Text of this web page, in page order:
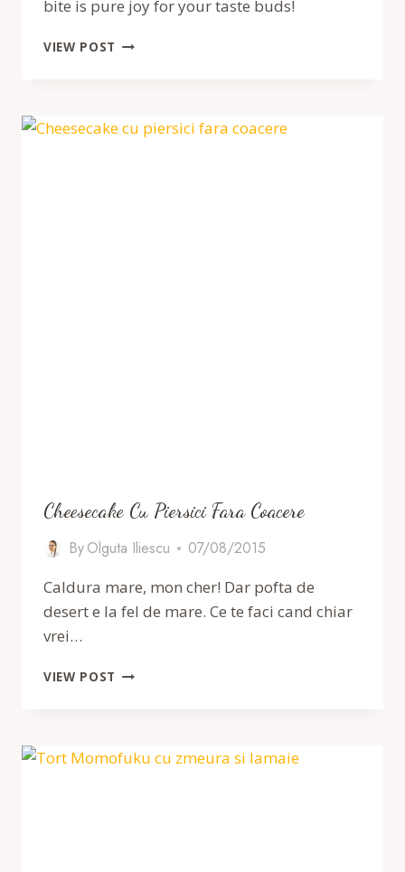
bite is pure joy for your taste buds!
VIEW POST TORT
CIDRU
Cheesecake Cu Piersici Fara Coacere
ByOlguta Iliescu
07/08/2015
Caldura mare, mon cher! Dar pofta de
desert e la fel de mare. Ce te faci cand chiar
vrei…
VIEW POST CHEESECAKE